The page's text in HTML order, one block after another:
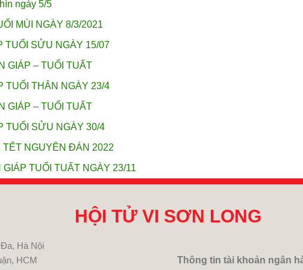
ngày 5/5
MÙI NGÀY 8/3/2021
TUỔI SỬU NGÀY 15/07
GIÁP – TUỔI TUẤT
TUỔI THÂN NGÀY 23/4
GIÁP – TUỔI TUẤT
TUỔI SỬU NGÀY 30/4
TẾT NGUYÊN ĐÁN 2022
TUỔI TUẤT NGÀY 23/11
HỘI TỬ VI SƠN LONG
Hà Nội
HCM
Thông tin tài khoản ngân